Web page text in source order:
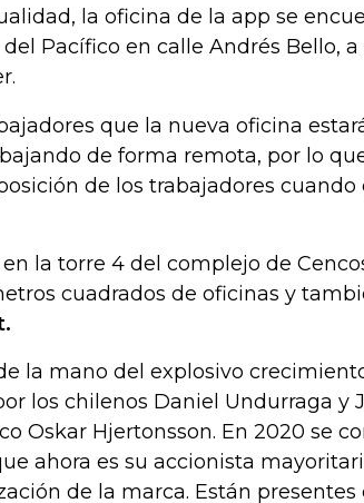
la oficina de la app se
Pacífico en calle Andrés Bello, a
que la nueva oficina
de forma remota, por lo
de los trabajadores cuando
la torre 4 del complejo de
cuadrados de oficinas y
la mano del explosivo
los chilenos Daniel Undurraga y
Oskar Hjertonsson. En 2020 se
ahora es su accionista
de la marca. Están presentes